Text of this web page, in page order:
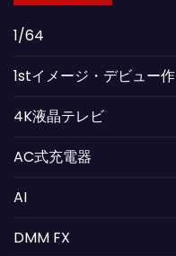
1/64
1stイメージ・デビュー作
4K液晶テレビ
AC式充電器
AI
DMM FX